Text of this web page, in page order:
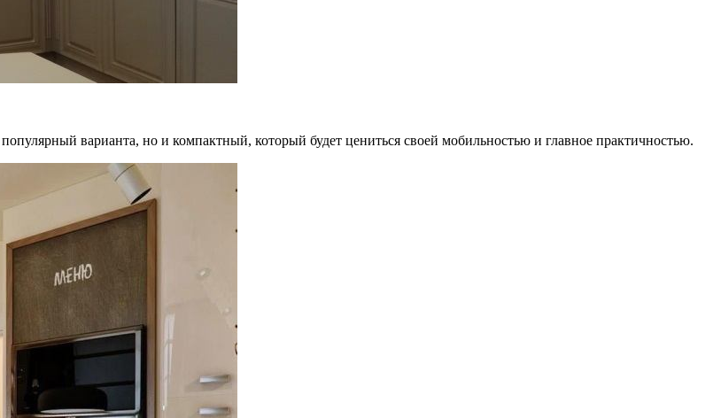
варианта, но и компактный, который будет цениться своей мобильностью и главное практичностью.